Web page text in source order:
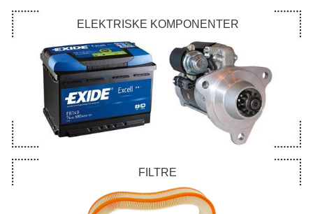
ELEKTRISKE KOMPONENTER
FILTRE